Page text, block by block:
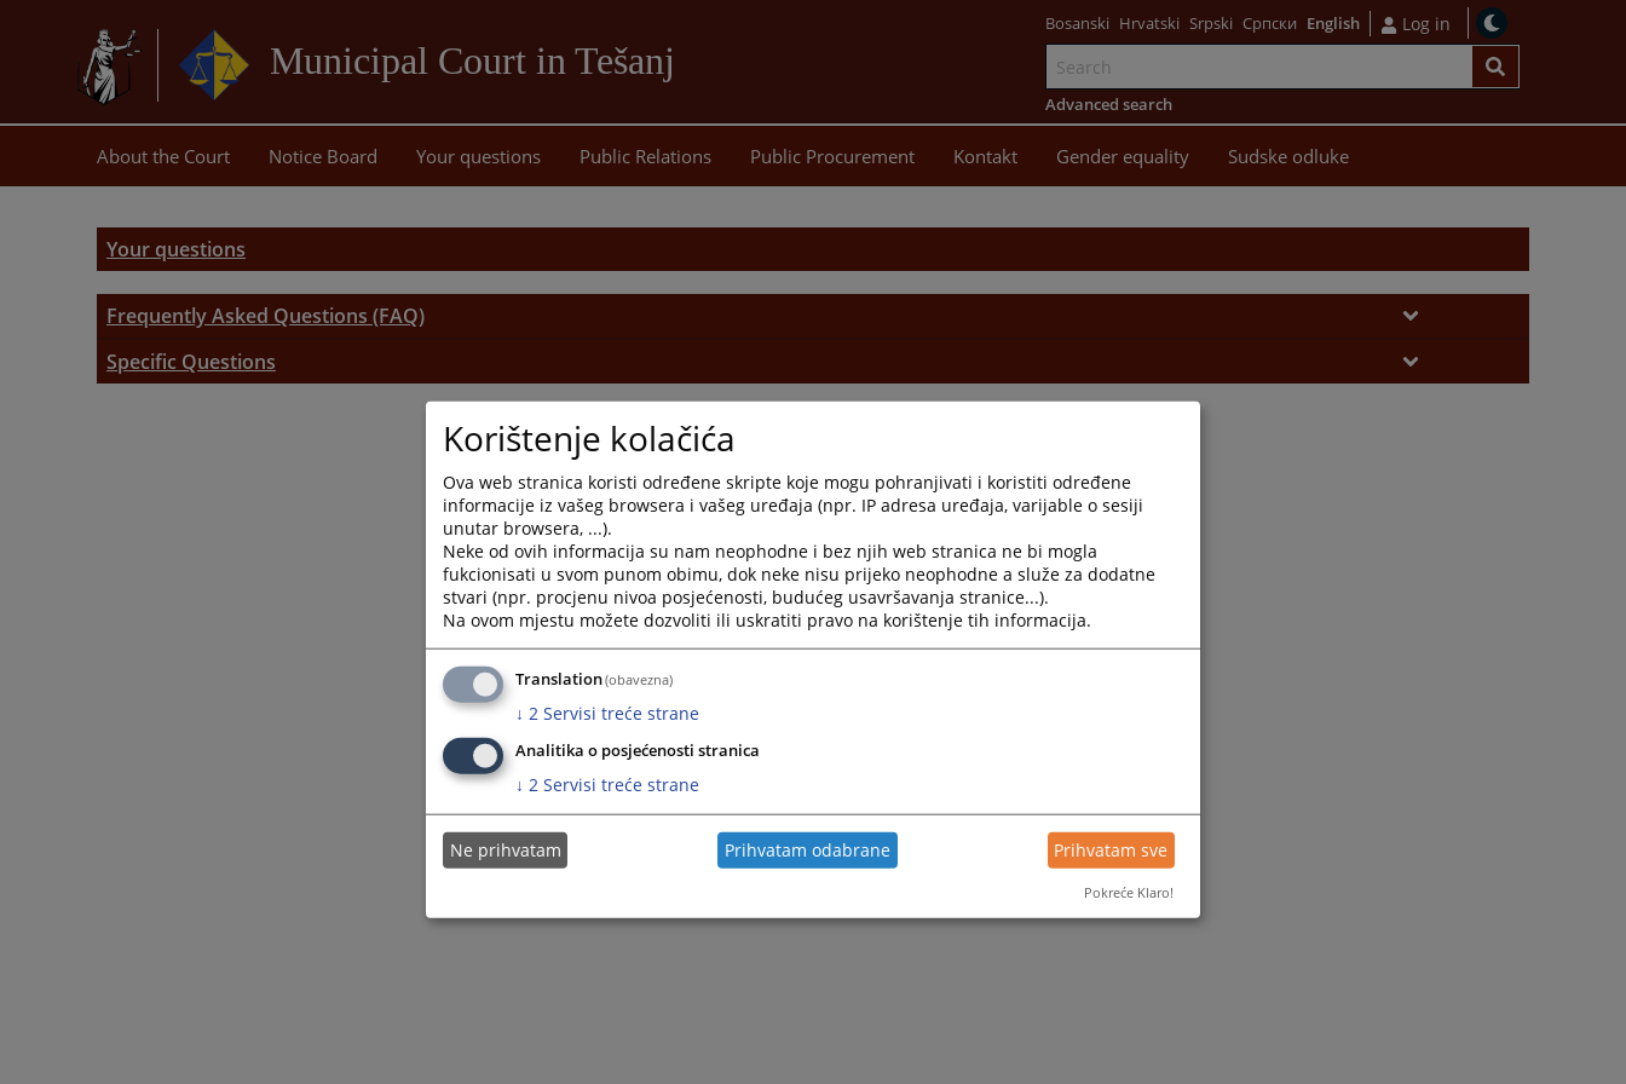
Municipal Court in Tešanj
main
content
Bosanski Hrvatski Srpski Српски English Log in
Advanced search
About the Court Notice Board Your questions Public Relations Public Procurement Kontakt Gender equality Sudske odluke
Your questions
Frequently Asked Questions (FAQ)
Frequently Asked Questions (FAQ)
Specific Questions
Korištenje kolačića
Ova web stranica koristi određene skripte koje mogu pohranjivati i koristiti određene
informacije iz vašeg browsera i vašeg uređaja (npr. IP adresa uređaja, varijable o sesiji
unutar browsera, ...).
Neke od ovih informacija su nam neophodne i bez njih web stranica ne bi mogla
fukcionisati u svom punom obimu, dok neke nisu prijeko neophodne a služe za dodatne
stvari (npr. procjenu nivoa posjećenosti, budućeg usavršavanja stranice...).
Na ovom mjestu možete dozvoliti ili uskratiti pravo na korištenje tih informacija.
Translation(obavezna)
↓ 2 Servisi treće strane
Analitika o posjećenosti stranica
↓ 2 Servisi treće strane
Ne prihvatam Prihvatam odabrane Prihvatam sve
Pokreće Klaro!